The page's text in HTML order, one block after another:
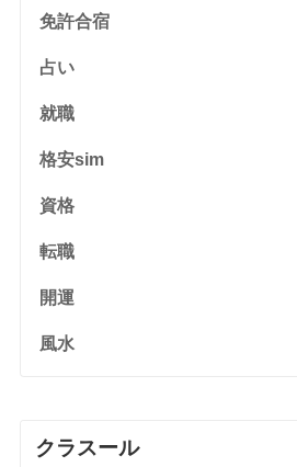
免許合宿
占い
就職
格安sim
資格
転職
開運
風水
クラスール